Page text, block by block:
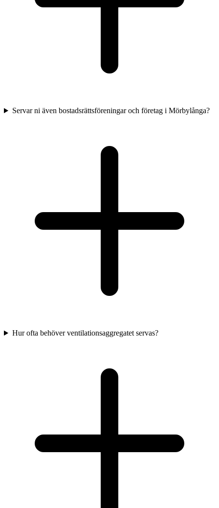
Servar ni även bostadsrättsföreningar och företag i Mörbylånga?
Hur ofta behöver ventilationsaggregatet servas?